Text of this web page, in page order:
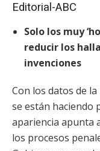
Editorial-ABC
Solo los muy
reducir los
invenciones
Con los datos de la
se están haciendo
apariencia apunta
los procesos